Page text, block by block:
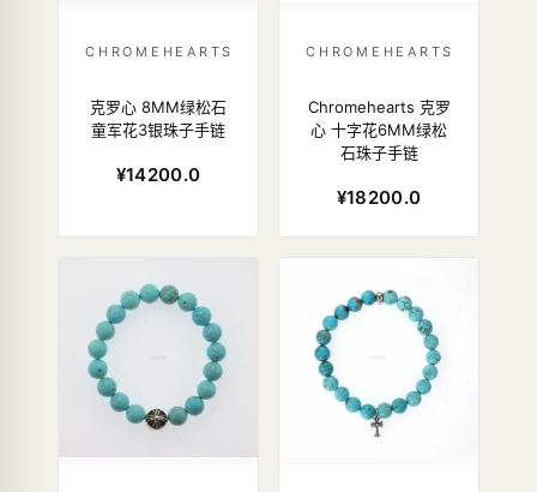
CHROMEHEARTS
克罗心 8MM绿松石
童军花3银珠子手链
¥14200.0
CHROMEHEARTS
Chromehearts 克罗
心 十字花6MM绿松
石珠子手链
¥18200.0